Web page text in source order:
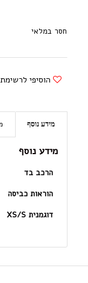
חסר במלאי
הוסיפי
מידע נוסף
מידע נוסף
הרכב בד
הוראות כביסה
דוגמנית XS/S